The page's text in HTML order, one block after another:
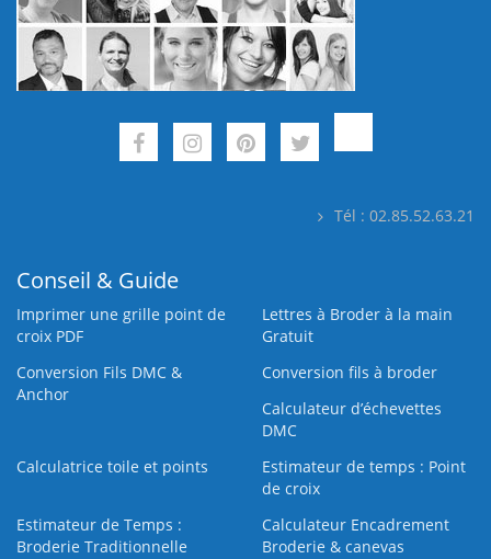
Tél : 02.85.52.63.21
Conseil & Guide
Imprimer une grille point de
croix PDF
Lettres à Broder à la main
Gratuit
Conversion Fils DMC &
Anchor
Conversion fils à broder
Calculateur d’échevettes
DMC
Calculatrice toile et points
Estimateur de temps : Point
de croix
Estimateur de Temps :
Broderie Traditionnelle
Calculateur Encadrement
Broderie & canevas